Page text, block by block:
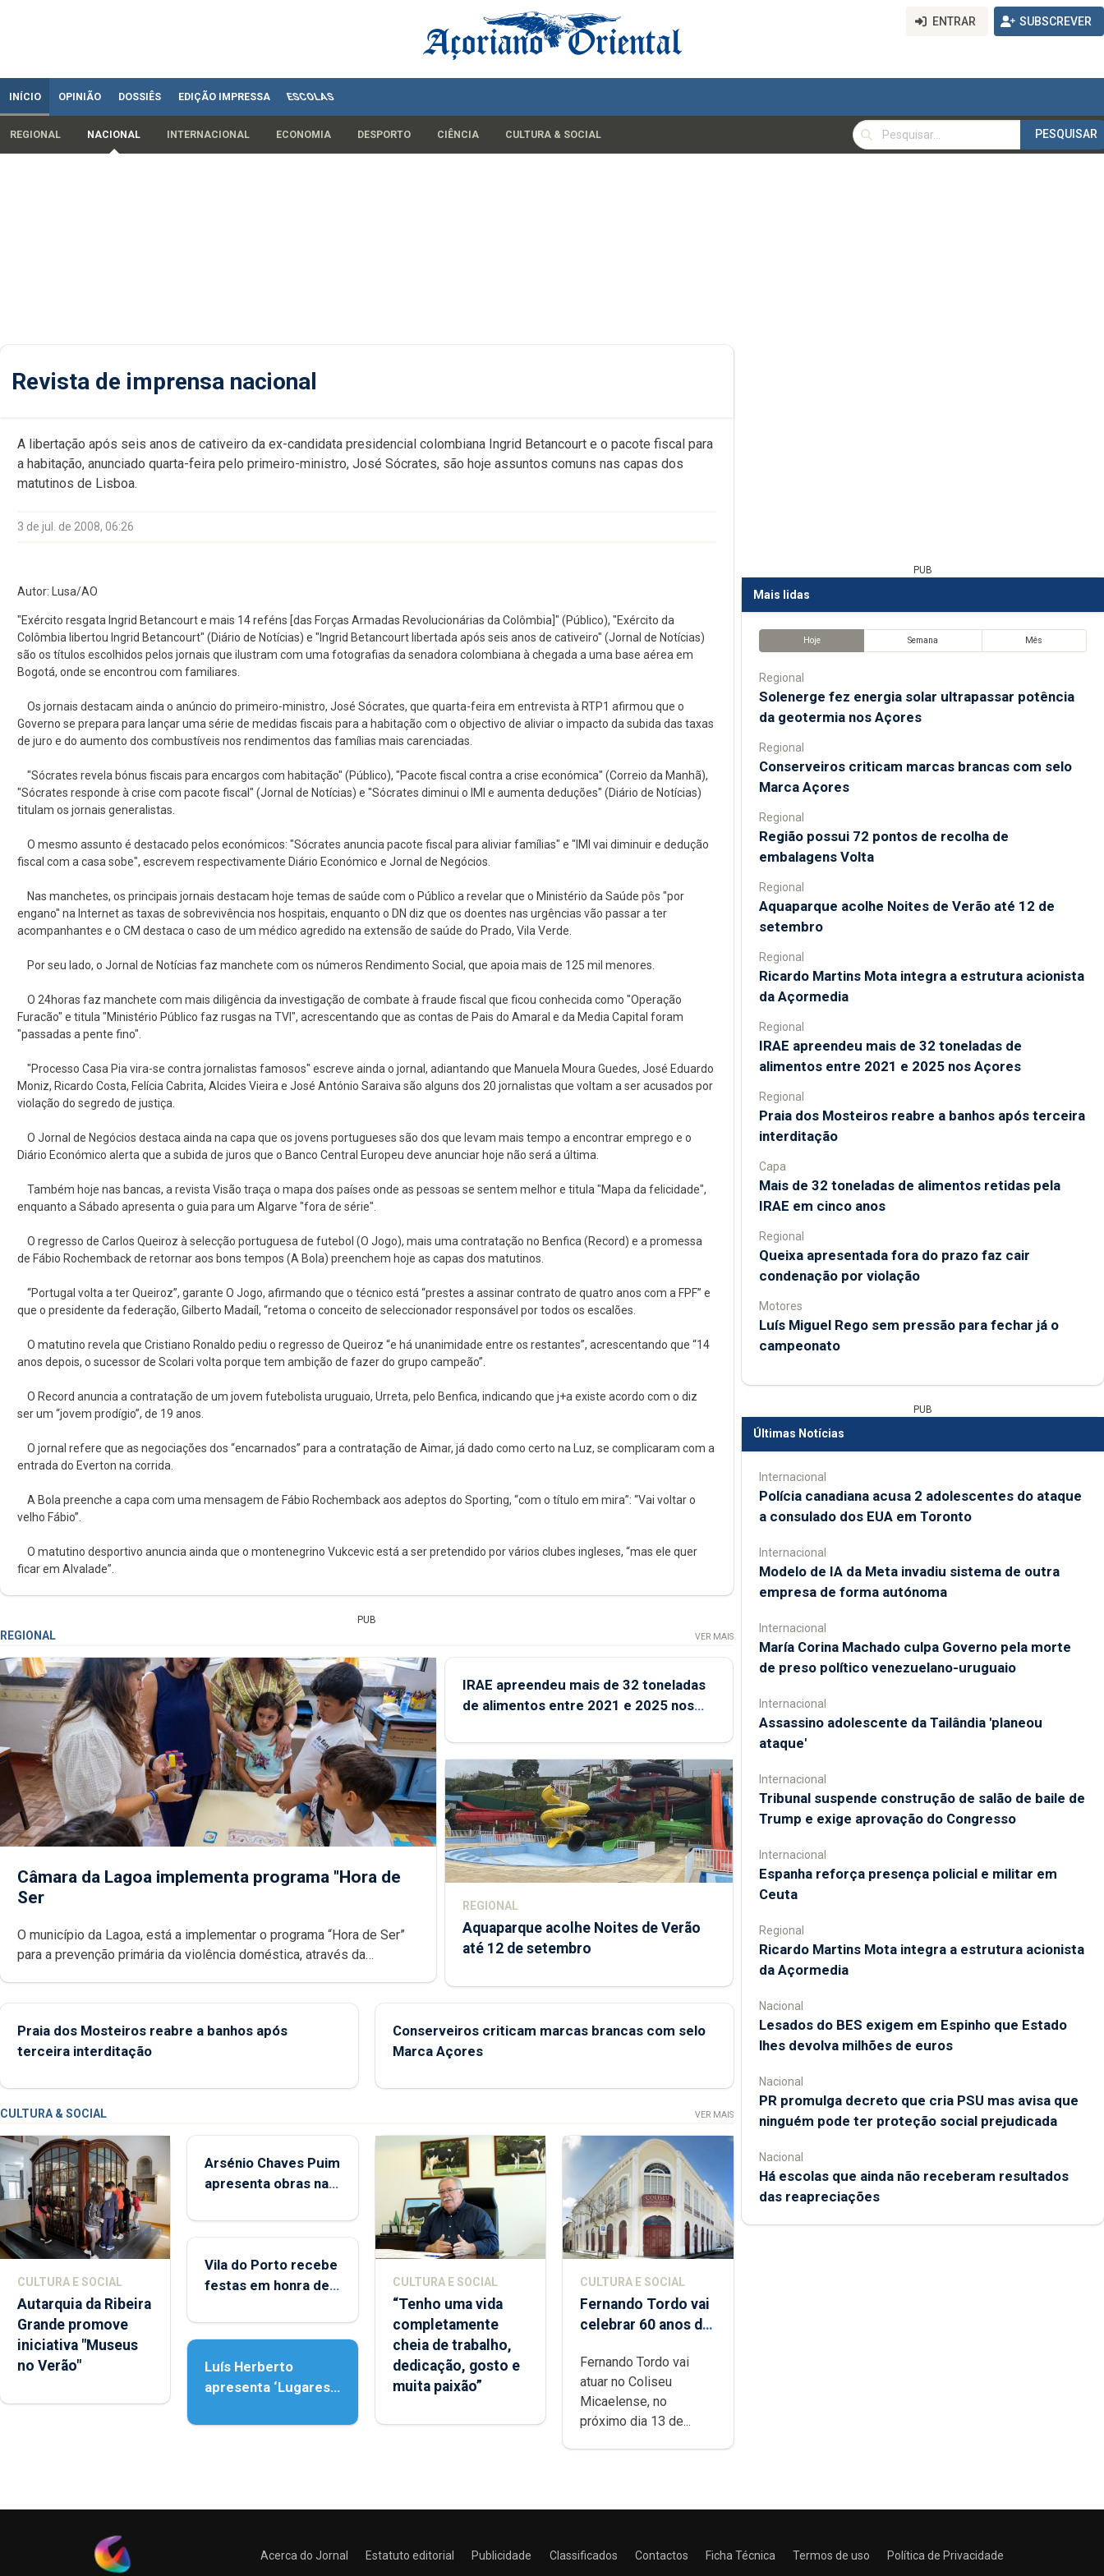
ENTRAR SUBSCREVER
INÍCIO OPINIÃO DOSSIÊS EDIÇÃO IMPRESSA ESCOLAS
REGIONAL NACIONAL INTERNACIONAL ECONOMIA DESPORTO CIÊNCIA CULTURA & SOCIAL
PESQUISAR
PESQUISAR
Revista de imprensa nacional
A libertação após seis anos de cativeiro da ex-candidata presidencial colombiana Ingrid Betancourt e o pacote fiscal para
a habitação, anunciado quarta-feira pelo primeiro-ministro, José Sócrates, são hoje assuntos comuns nas capas dos
matutinos de Lisboa.
3 de jul. de 2008, 06:26
Autor: Lusa/AO
"Exército resgata Ingrid Betancourt e mais 14 reféns [das Forças Armadas Revolucionárias da Colômbia]" (Público), "Exército da
Colômbia libertou Ingrid Betancourt" (Diário de Notícias) e "Ingrid Betancourt libertada após seis anos de cativeiro" (Jornal de Notícias)
são os títulos escolhidos pelos jornais que ilustram com uma fotografias da senadora colombiana à chegada a uma base aérea em
Bogotá, onde se encontrou com familiares.
Os jornais destacam ainda o anúncio do primeiro-ministro, José Sócrates, que quarta-feira em entrevista à RTP1 afirmou que o
Governo se prepara para lançar uma série de medidas fiscais para a habitação com o objectivo de aliviar o impacto da subida das taxas
de juro e do aumento dos combustíveis nos rendimentos das famílias mais carenciadas.
"Sócrates revela bónus fiscais para encargos com habitação" (Público), "Pacote fiscal contra a crise económica" (Correio da Manhã),
"Sócrates responde à crise com pacote fiscal" (Jornal de Notícias) e "Sócrates diminui o IMI e aumenta deduções" (Diário de Notícias)
titulam os jornais generalistas.
O mesmo assunto é destacado pelos económicos: "Sócrates anuncia pacote fiscal para aliviar famílias" e "IMI vai diminuir e dedução
fiscal com a casa sobe", escrevem respectivamente Diário Económico e Jornal de Negócios.
Nas manchetes, os principais jornais destacam hoje temas de saúde com o Público a revelar que o Ministério da Saúde pôs "por
engano" na Internet as taxas de sobrevivência nos hospitais, enquanto o DN diz que os doentes nas urgências vão passar a ter
acompanhantes e o CM destaca o caso de um médico agredido na extensão de saúde do Prado, Vila Verde.
Por seu lado, o Jornal de Notícias faz manchete com os números Rendimento Social, que apoia mais de 125 mil menores.
O 24horas faz manchete com mais diligência da investigação de combate à fraude fiscal que ficou conhecida como "Operação
Furacão" e titula "Ministério Público faz rusgas na TVI", acrescentando que as contas de Pais do Amaral e da Media Capital foram
"passadas a pente fino".
"Processo Casa Pia vira-se contra jornalistas famosos" escreve ainda o jornal, adiantando que Manuela Moura Guedes, José Eduardo
Moniz, Ricardo Costa, Felícia Cabrita, Alcides Vieira e José António Saraiva são alguns dos 20 jornalistas que voltam a ser acusados por
violação do segredo de justiça.
O Jornal de Negócios destaca ainda na capa que os jovens portugueses são dos que levam mais tempo a encontrar emprego e o
Diário Económico alerta que a subida de juros que o Banco Central Europeu deve anunciar hoje não será a última.
Também hoje nas bancas, a revista Visão traça o mapa dos países onde as pessoas se sentem melhor e titula "Mapa da felicidade",
enquanto a Sábado apresenta o guia para um Algarve "fora de série".
O regresso de Carlos Queiroz à selecção portuguesa de futebol (O Jogo), mais uma contratação no Benfica (Record) e a promessa
de Fábio Rochemback de retornar aos bons tempos (A Bola) preenchem hoje as capas dos matutinos.
“Portugal volta a ter Queiroz”, garante O Jogo, afirmando que o técnico está “prestes a assinar contrato de quatro anos com a FPF” e
que o presidente da federação, Gilberto Madaíl, “retoma o conceito de seleccionador responsável por todos os escalões.
O matutino revela que Cristiano Ronaldo pediu o regresso de Queiroz “e há unanimidade entre os restantes”, acrescentando que “14
anos depois, o sucessor de Scolari volta porque tem ambição de fazer do grupo campeão”.
O Record anuncia a contratação de um jovem futebolista uruguaio, Urreta, pelo Benfica, indicando que j+a existe acordo com o diz
ser um “jovem prodígio”, de 19 anos.
O jornal refere que as negociações dos “encarnados” para a contratação de Aimar, já dado como certo na Luz, se complicaram com a
entrada do Everton na corrida.
A Bola preenche a capa com uma mensagem de Fábio Rochemback aos adeptos do Sporting, “com o título em mira”: “Vai voltar o
velho Fábio”.
O matutino desportivo anuncia ainda que o montenegrino Vukcevic está a ser pretendido por vários clubes ingleses, “mas ele quer
ficar em Alvalade”.
PUB
REGIONAL VER MAIS
Câmara da Lagoa implementa programa "Hora de
Ser
O município da Lagoa, está a implementar o programa “Hora de Ser”
para a prevenção primária da violência doméstica, através da
IRAE apreendeu mais de 32 toneladas
de alimentos entre 2021 e 2025 nos
REGIONAL
Aquaparque acolhe Noites de Verão
até 12 de setembro
Praia dos Mosteiros reabre a banhos após
terceira interditação
Conserveiros criticam marcas brancas com selo
Marca Açores
CULTURA & SOCIAL VER MAIS
CULTURA E SOCIAL
Autarquia da Ribeira
Grande promove
iniciativa "Museus
no Verão"
Arsénio Chaves Puim
apresenta obras na
Porto
Vila do Porto recebe
festas em honra de
Assunção
Luís Herberto
apresenta ‘Lugares
CULTURA E SOCIAL
“Tenho uma vida
completamente
cheia de trabalho,
dedicação, gosto e
muita paixão”
CULTURA E SOCIAL
Fernando Tordo vai
celebrar 60 anos de
Micaelense
Fernando Tordo vai
atuar no Coliseu
Micaelense, no
próximo dia 13 de...
PUB
Mais lidas
Hoje Semana Mês
Regional
Solenerge fez energia solar ultrapassar potência
da geotermia nos Açores
Regional
Conserveiros criticam marcas brancas com selo
Marca Açores
Regional
Região possui 72 pontos de recolha de
embalagens Volta
Regional
Aquaparque acolhe Noites de Verão até 12 de
setembro
Regional
Ricardo Martins Mota integra a estrutura acionista
da Açormedia
Regional
IRAE apreendeu mais de 32 toneladas de
alimentos entre 2021 e 2025 nos Açores
Regional
Praia dos Mosteiros reabre a banhos após terceira
interditação
Capa
Mais de 32 toneladas de alimentos retidas pela
IRAE em cinco anos
Regional
Queixa apresentada fora do prazo faz cair
condenação por violação
Motores
Luís Miguel Rego sem pressão para fechar já o
campeonato
PUB
Últimas Notícias
Internacional
Polícia canadiana acusa 2 adolescentes do ataque
a consulado dos EUA em Toronto
Internacional
Modelo de IA da Meta invadiu sistema de outra
empresa de forma autónoma
Internacional
María Corina Machado culpa Governo pela morte
de preso político venezuelano-uruguaio
Internacional
Assassino adolescente da Tailândia 'planeou
ataque'
Internacional
Tribunal suspende construção de salão de baile de
Trump e exige aprovação do Congresso
Internacional
Espanha reforça presença policial e militar em
Ceuta
Regional
Ricardo Martins Mota integra a estrutura acionista
da Açormedia
Nacional
Lesados do BES exigem em Espinho que Estado
lhes devolva milhões de euros
Nacional
PR promulga decreto que cria PSU mas avisa que
ninguém pode ter proteção social prejudicada
Nacional
Há escolas que ainda não receberam resultados
das reapreciações
Acerca do Jornal Estatuto editorial Publicidade Classificados Contactos Ficha Técnica Termos de uso
Política de Privacidade